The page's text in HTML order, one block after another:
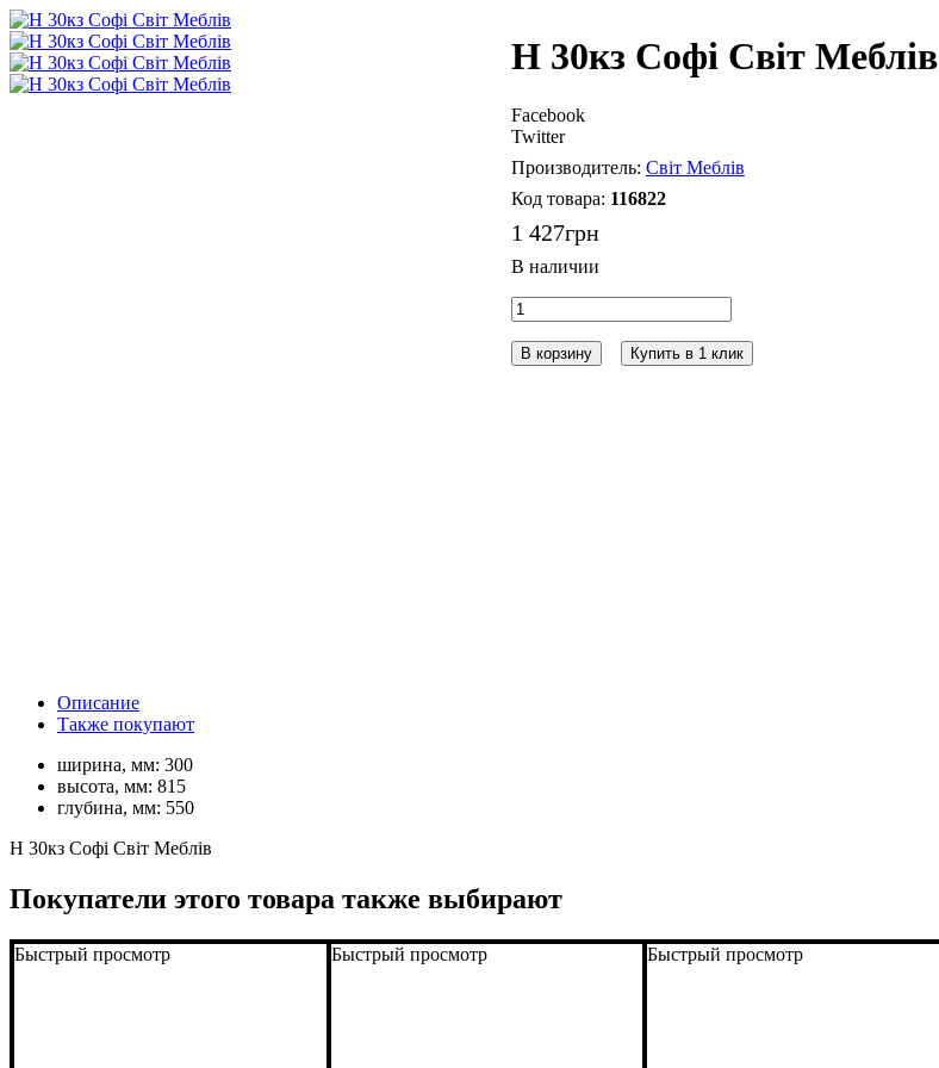
Н 30кз Софі Світ Меблів
Facebook
Twitter
Світ Меблів
116822
1 427грн
В корзину Купить в 1 клик
Описание
Также покупают
ширина, мм: 300
высота, мм: 815
глубина, мм: 550
Н 30кз Софі Світ Меблів
Покупатели этого товара также выбирают
Быстрый просмотр Быстрый просмотр Быстрый просмотр